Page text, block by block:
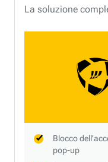
La soluzione
Blocco
pop-up